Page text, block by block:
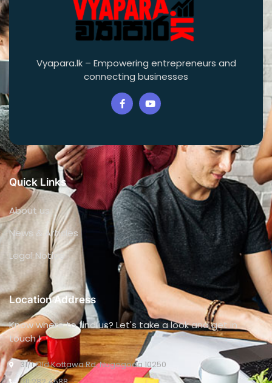
Vyapara.lk – Empowering entrepreneurs and
connecting businesses
Quick Links
About us
News & Articles
Legal Notice
Location Address
Know where to find us? Let's take a look and get in
touch !
31/1 Old Kottawa Rd, Nugegoda 10250